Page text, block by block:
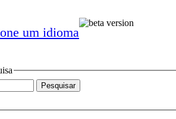
um idioma